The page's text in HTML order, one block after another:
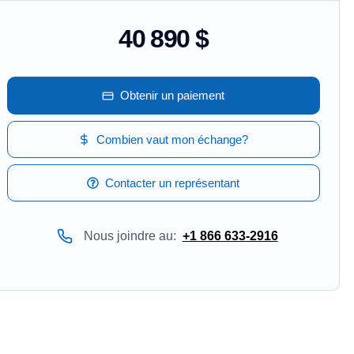
40 890 $
Obtenir un paiement
Combien vaut mon échange?
Contacter un représentant
Nous joindre au: +1 866 633-2916